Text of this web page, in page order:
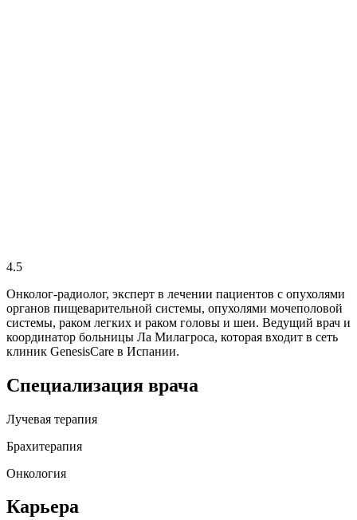
4.5
Онколог-радиолог, эксперт в лечении пациентов с опухолями
органов пищеварительной системы, опухолями мочеполовой
системы, раком легких и раком головы и шеи. Ведущий врач и
координатор больницы Ла Милагроса, которая входит в сеть
клиник GenesisCare в Испании.
Специализация врача
Лучевая терапия
Брахитерапия
Онкология
Карьера